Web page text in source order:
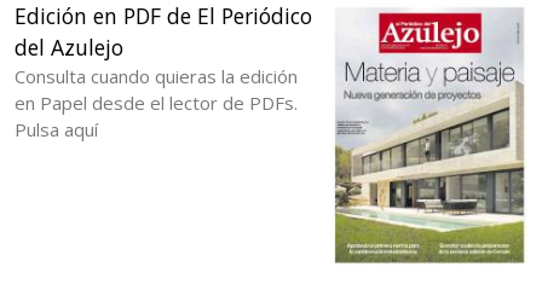
Edición en PDF de El Periódico
del Azulejo
Consulta cuando quieras la edición
en Papel desde el lector de PDFs.
Pulsa aquí